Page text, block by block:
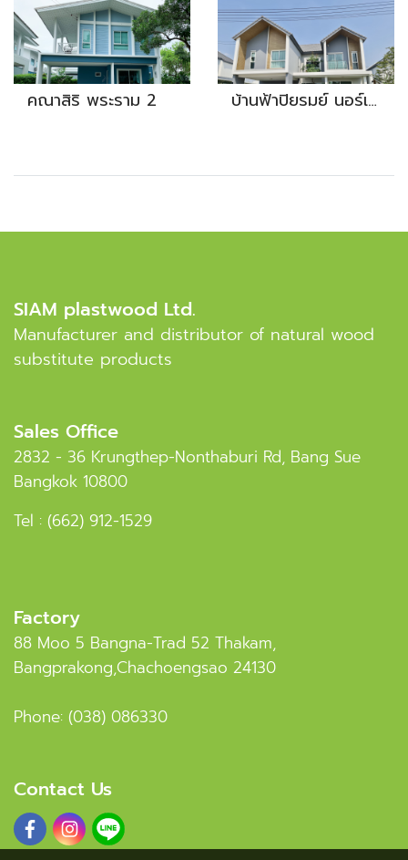
คณาสิริ พระราม 2 บ้านฟ้าปิยรมย์ นอร์เดิร์น
SIAM plastwood Ltd.
Manufacturer and distributor of natural wood
substitute products
Sales Office
2832 - 36 Krungthep-Nonthaburi Rd, Bang Sue
Bangkok 10800
Tel : (662) 912-1529
Factory
88 Moo 5 Bangna-Trad 52 Thakam,
Bangprakong,Chachoengsao 24130
Phone: (038) 086330
Contact Us